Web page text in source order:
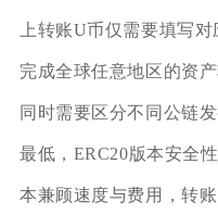
上转账U币仅需要填写
完成全球任意地区的资
同时需要区分不同公链
最低，ERC20版本安全
本兼顾速度与费用，转